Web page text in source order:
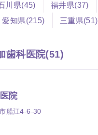
川県(45) 福井県(37)
愛知県(215) 三重県(51)
歯科医院(51)
院
船江4-6-30